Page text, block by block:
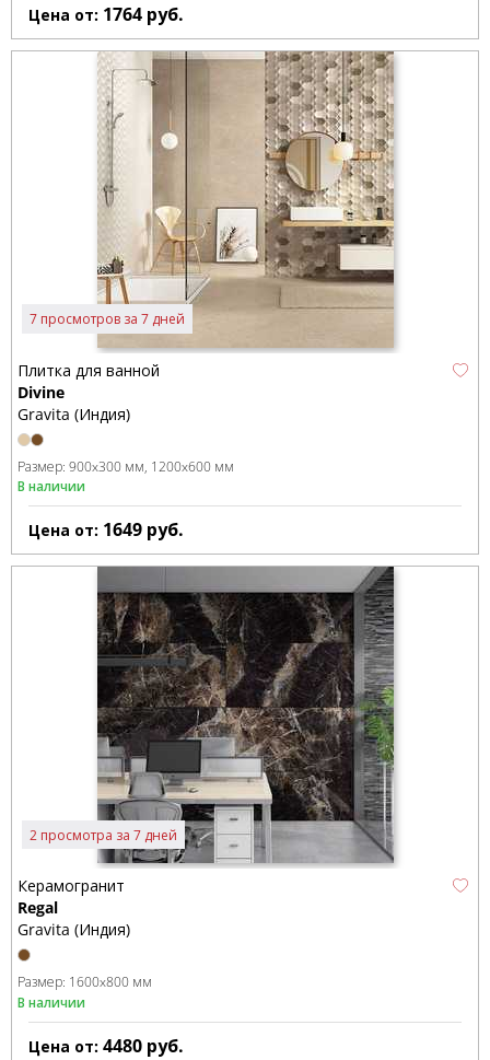
Цена от: 1764 руб.
7 просмотров за 7 дней
Плитка для ванной
Divine
Gravita (Индия)
Размер: 900x300 мм 1200x600 мм
В наличии
Цена от: 1649 руб.
2 просмотра за 7 дней
Керамогранит
Regal
Gravita (Индия)
Размер: 1600x800 мм
В наличии
Цена от: 4480 руб.